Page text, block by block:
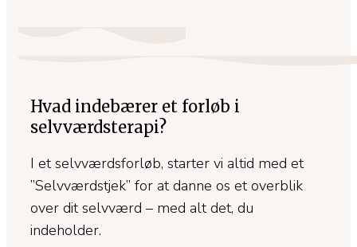
Hvad indebærer et forløb i
selvværdsterapi?
I et selvværdsforløb, starter vi altid med et
”Selvværdstjek” for at danne os et overblik
over dit selvværd – med alt det, du
indeholder.